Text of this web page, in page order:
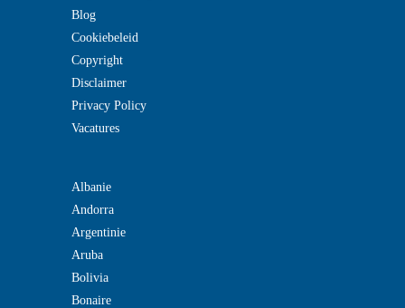
Blog
Cookiebeleid
Copyright
Disclaimer
Privacy Policy
Vacatures
Albanie
Andorra
Argentinie
Aruba
Bolivia
Bonaire